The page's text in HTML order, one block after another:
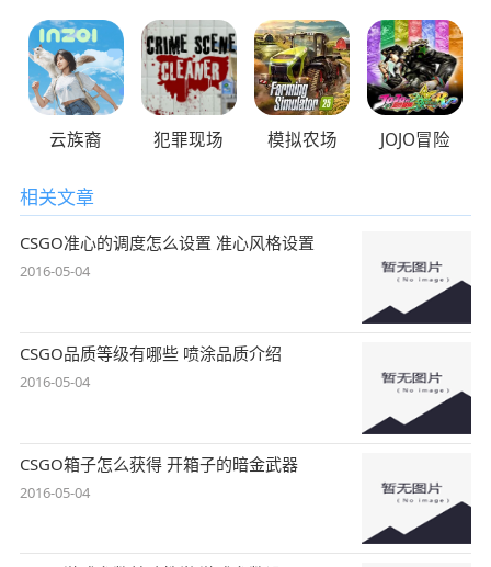
云族裔 犯罪现场 模拟农场 JOJO冒险
相关文章
CSGO准心的调度怎么设置 准心风格设置
2016-05-04
CSGO品质等级有哪些 喷涂品质介绍
2016-05-04
CSGO箱子怎么获得 开箱子的暗金武器
2016-05-04